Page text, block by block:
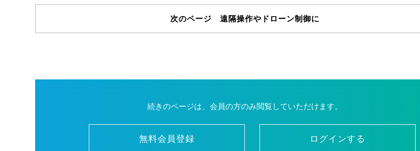
次のページ 遠隔操作やドローン制御に
続きのページは、会員の方のみ閲覧していただけます。
無料会員登録 ログインする